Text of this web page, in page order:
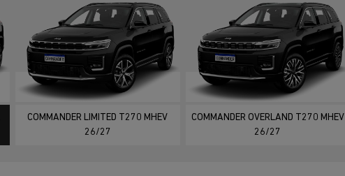
COMMANDER LIMITED T270 MHEV
26/27
COMMANDER OVERLAND T270 MHEV
26/27